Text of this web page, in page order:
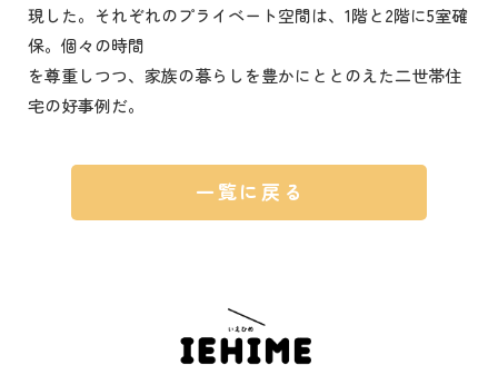
現した。それぞれのプライベート空間は、1階と2階に5室確
保。個々の時間
を尊重しつつ、家族の暮らしを豊かにととのえた二世帯住
宅の好事例だ。
一覧に戻る